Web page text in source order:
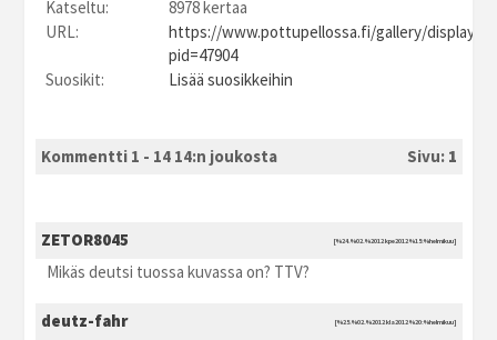
Katseltu:
8978 kertaa
URL:
https://www.pottupellossa.fi/gallery/
pid=47904
Suosikit:
Lisää suosikkeihin
Kommentti 1 - 14 14:n joukosta Sivu: 1
ZETOR8045 [%24.%02.%2012 kpe2012 %15:%helmikuu]
Mikäs deutsi tuossa kuvassa on? TTV?
deutz-fahr [%25.%02.%2012 kla2012 %20:%helmikuu]